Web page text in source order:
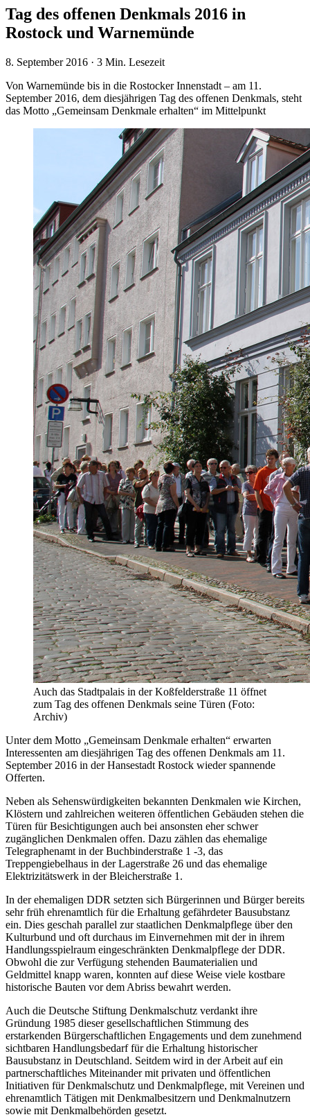
Tag des offenen Denkmals 2016 in
Rostock und Warnemünde
8. September 2016 · 3 Min. Lesezeit
Von Warnemünde bis in die Rostocker Innenstadt – am 11.
September 2016, dem diesjährigen Tag des offenen Denkmals, steht
das Motto „Gemeinsam Denkmale erhalten“ im Mittelpunkt
Auch das Stadtpalais in der Koßfelderstraße 11 öffnet
zum Tag des offenen Denkmals seine Türen (Foto:
Archiv)
Unter dem Motto „Gemeinsam Denkmale erhalten“ erwarten
Interessenten am diesjährigen Tag des offenen Denkmals am 11.
September 2016 in der Hansestadt Rostock wieder spannende
Offerten.
Neben als Sehenswürdigkeiten bekannten Denkmalen wie Kirchen,
Klöstern und zahlreichen weiteren öffentlichen Gebäuden stehen die
Türen für Besichtigungen auch bei ansonsten eher schwer
zugänglichen Denkmalen offen. Dazu zählen das ehemalige
Telegraphenamt in der Buchbinderstraße 1 -3, das
Treppengiebelhaus in der Lagerstraße 26 und das ehemalige
Elektrizitätswerk in der Bleicherstraße 1.
In der ehemaligen DDR setzten sich Bürgerinnen und Bürger bereits
sehr früh ehrenamtlich für die Erhaltung gefährdeter Bausubstanz
ein. Dies geschah parallel zur staatlichen Denkmalpflege über den
Kulturbund und oft durchaus im Einvernehmen mit der in ihrem
Handlungsspielraum eingeschränkten Denkmalpflege der DDR.
Obwohl die zur Verfügung stehenden Baumaterialien und
Geldmittel knapp waren, konnten auf diese Weise viele kostbare
historische Bauten vor dem Abriss bewahrt werden.
Auch die Deutsche Stiftung Denkmalschutz verdankt ihre
Gründung 1985 dieser gesellschaftlichen Stimmung des
erstarkenden Bürgerschaftlichen Engagements und dem zunehmend
sichtbaren Handlungsbedarf für die Erhaltung historischer
Bausubstanz in Deutschland. Seitdem wird in der Arbeit auf ein
partnerschaftliches Miteinander mit privaten und öffentlichen
Initiativen für Denkmalschutz und Denkmalpflege, mit Vereinen und
ehrenamtlich Tätigen mit Denkmalbesitzern und Denkmalnutzern
sowie mit Denkmalbehörden gesetzt.